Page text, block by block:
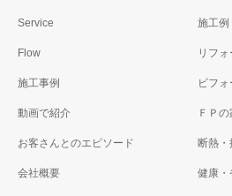
Service
Flow
施工事例
動画で紹介
お客さんとのエピソード
会社概要
施工例
リフォ
ビフ
ＦＰの
断熱
健康・